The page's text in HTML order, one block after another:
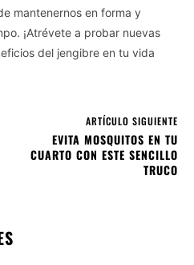
mantenernos en forma y
¡Atrévete a probar nuevas
del jengibre en tu vida
ARTÍCULO SIGUIENTE
EVITA MOSQUITOS EN TU
CUARTO CON ESTE SENCILLO
TRUCO